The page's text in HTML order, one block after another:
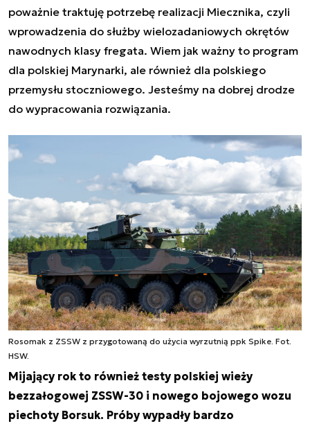
poważnie traktuję potrzebę realizacji Miecznika, czyli
wprowadzenia do służby wielozadaniowych okrętów
nawodnych klasy fregata. Wiem jak ważny to program
dla polskiej Marynarki, ale również dla polskiego
przemysłu stoczniowego. Jesteśmy na dobrej drodze
do wypracowania rozwiązania.
Rosomak z ZSSW z przygotowaną do użycia wyrzutnią ppk Spike. Fot.
HSW.
Mijający rok to również testy polskiej wieży
bezzałogowej ZSSW-30 i nowego bojowego wozu
piechoty Borsuk. Próby wypadły bardzo